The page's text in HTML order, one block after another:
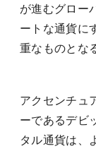
が進むグロー
ートな通貨に
重なものとな
アクセンチュ
ーであるデビ
タル通貨は、